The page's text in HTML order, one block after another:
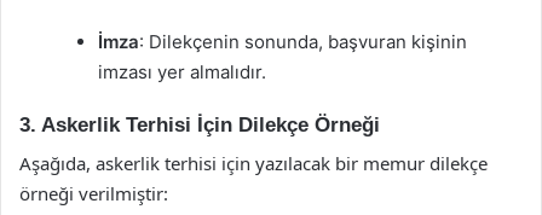
İmza: Dilekçenin sonunda, başvuran kişinin
imzası yer almalıdır.
3. Askerlik Terhisi İçin Dilekçe Örneği
Aşağıda, askerlik terhisi için yazılacak bir memur dilekçe
örneği verilmiştir: